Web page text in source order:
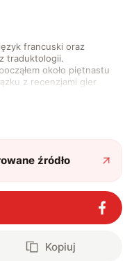
francuski oraz
traduktologii.
około piętnastu
z recenzjami gier
publikuję
związane z nauką
sport.
źródło
Kopiuj